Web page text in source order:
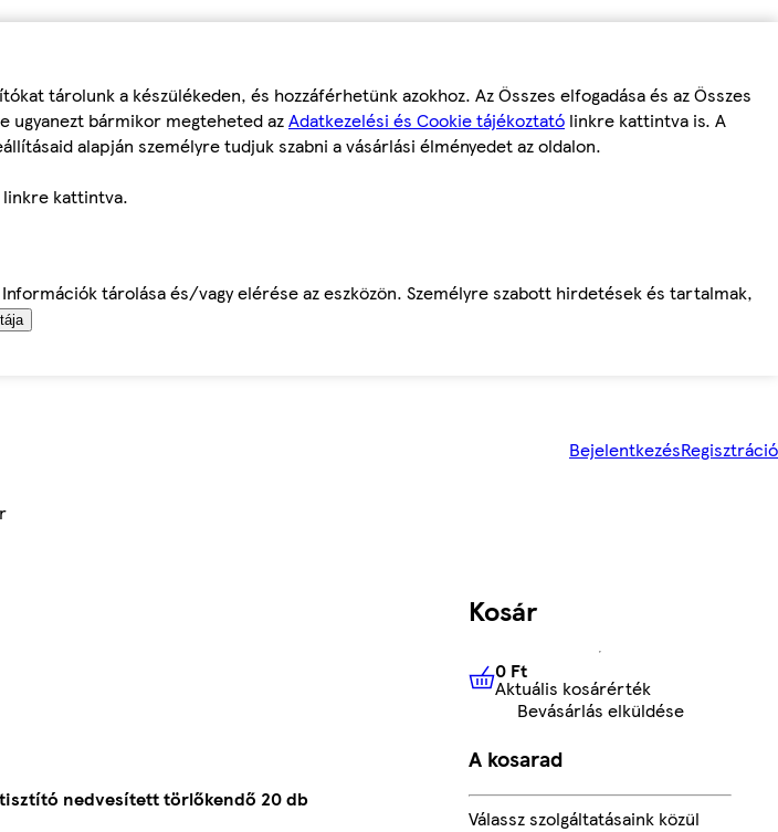
tárolunk a készülékeden, és hozzáférhetünk azokhoz. Az Összes elfogadása és az Összes
ugyanezt bármikor megteheted azAdatkezelési és Cookie tájékoztató linkre kattintva is. A
alapján személyre tudjuk szabni a vásárlási élményedet az oldalon.
linkre kattintva.
tárolása és/vagy elérése az eszközön. Személyre szabott hirdetések és tartalmak,
BejelentkezésRegisztráció
nedvesített törlőkendő 20 db
Kosár
0 FtAktuális kosárérték
0 Ft
Aktuális kosárérték
Bevásárlás elküldése
A kosarad
Válassz szolgáltatásaink közül